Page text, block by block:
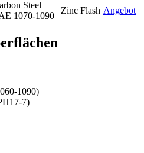
Steel
1070-1090
Zinc Flash Angebot
1090)
7)